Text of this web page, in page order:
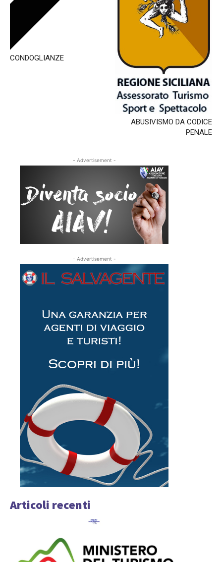
CONDOGLIANZE
ABUSIVISMO DA CODICE
PENALE
- Advertisement -
- Advertisement -
Articoli recenti